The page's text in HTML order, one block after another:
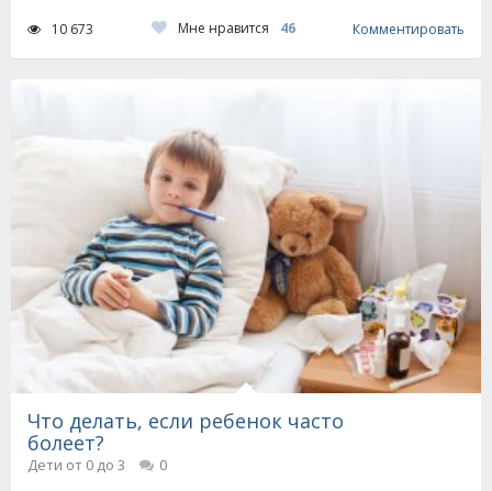
10 673 Мне нравится 46 Комментировать
Что делать, если ребенок часто
болеет?
Дети от 0 до 3
0